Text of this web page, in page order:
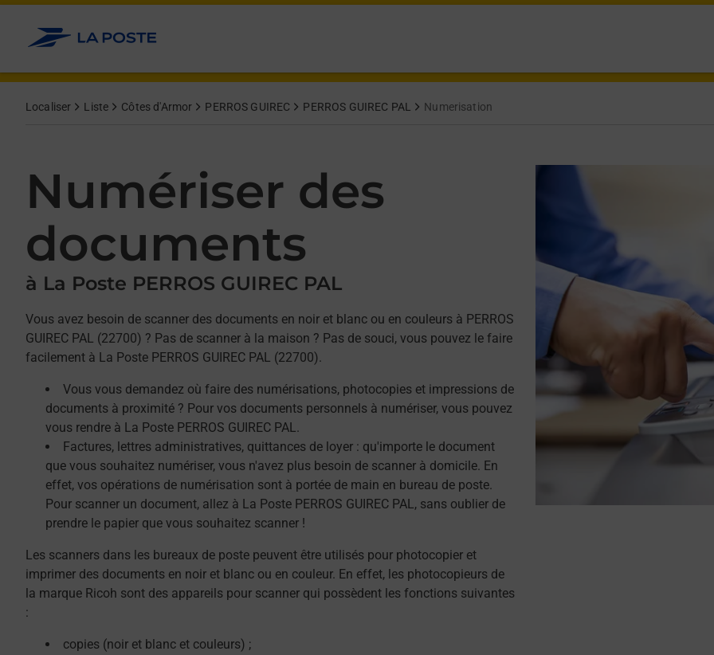
Allez au contenu
Localiser Liste Côtes d'Armor PERROS GUIREC PERROS GUIREC PAL Numerisation
Numériser des
documents
à La Poste PERROS GUIREC PAL
Vous avez besoin de scanner des documents en noir et blanc ou en couleurs à PERROS
GUIREC PAL (22700) ? Pas de scanner à la maison ? Pas de souci, vous pouvez le faire
facilement à La Poste PERROS GUIREC PAL (22700).
Vous vous demandez où faire des numérisations, photocopies et impressions de
documents à proximité ? Pour vos documents personnels à numériser, vous pouvez
vous rendre à La Poste PERROS GUIREC PAL.
Factures, lettres administratives, quittances de loyer : qu'importe le document
que vous souhaitez numériser, vous n'avez plus besoin de scanner à domicile. En
effet, vos opérations de numérisation sont à portée de main en bureau de poste.
Pour scanner un document, allez à La Poste PERROS GUIREC PAL, sans oublier de
prendre le papier que vous souhaitez scanner !
Les scanners dans les bureaux de poste peuvent être utilisés pour photocopier et
imprimer des documents en noir et blanc ou en couleur. En effet, les photocopieurs de
la marque Ricoh sont des appareils pour scanner qui possèdent les fonctions suivantes
:
copies (noir et blanc et couleurs) ;
Afficher ou masquer la réponse
Afficher ou masquer la réponse
Afficher ou masquer la réponse